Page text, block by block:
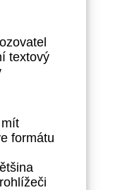
textový
formátu